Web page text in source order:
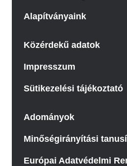
Alapítványaink
Közérdekű adatok
Impresszum
Sütikezelési tájékoztató
Adományok
Minőségirányítási
Európai Adatvédelmi